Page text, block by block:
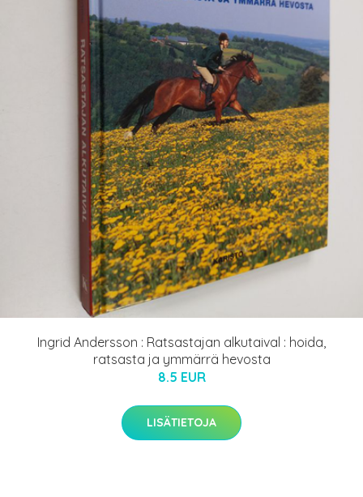
Ingrid Andersson : Ratsastajan alkutaival : hoida,
ratsasta ja ymmärrä hevosta
8.5 EUR
LISÄTIETOJA